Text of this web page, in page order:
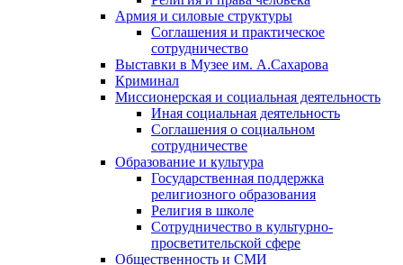
Армия и силовые структуры
Соглашения и практическое
сотрудничество
Выставки в Музее им. А.Сахарова
Криминал
Миссионерская и социальная деятельность
Иная социальная деятельность
Соглашения о социальном
сотрудничестве
Образование и культура
Государственная поддержка
религиозного образования
Религия в школе
Сотрудничество в культурно-
просветительской сфере
Общественность и СМИ